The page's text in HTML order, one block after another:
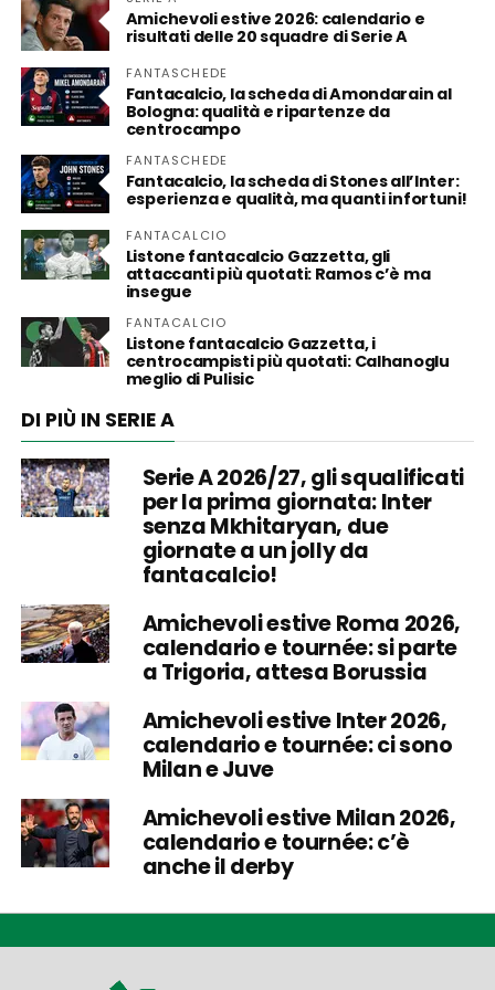
Amichevoli estive 2026: calendario e
risultati delle 20 squadre di Serie A
FANTASCHEDE
Fantacalcio, la scheda di Amondarain al
Bologna: qualità e ripartenze da
centrocampo
FANTASCHEDE
Fantacalcio, la scheda di Stones all’Inter:
esperienza e qualità, ma quanti infortuni!
FANTACALCIO
Listone fantacalcio Gazzetta, gli
attaccanti più quotati: Ramos c’è ma
insegue
FANTACALCIO
Listone fantacalcio Gazzetta, i
centrocampisti più quotati: Calhanoglu
meglio di Pulisic
DI PIÙ IN SERIE A
Serie A 2026/27, gli squalificati
per la prima giornata: Inter
senza Mkhitaryan, due
giornate a un jolly da
fantacalcio!
Amichevoli estive Roma 2026,
calendario e tournée: si parte
a Trigoria, attesa Borussia
Amichevoli estive Inter 2026,
calendario e tournée: ci sono
Milan e Juve
Amichevoli estive Milan 2026,
calendario e tournée: c’è
anche il derby